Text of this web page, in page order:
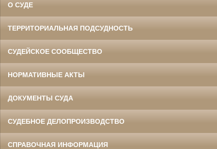
О СУДЕ
ТЕРРИТОРИАЛЬНАЯ ПОДСУДНОСТЬ
СУДЕЙСКОЕ СООБЩЕСТВО
НОРМАТИВНЫЕ АКТЫ
ДОКУМЕНТЫ СУДА
СУДЕБНОЕ ДЕЛОПРОИЗВОДСТВО
СПРАВОЧНАЯ ИНФОРМАЦИЯ